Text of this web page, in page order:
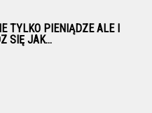
TYLKO PIENIĄDZE ALE I
SIĘ JAK...